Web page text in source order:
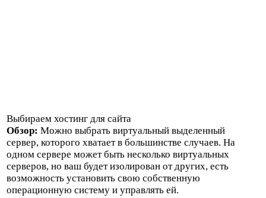
Выбираем хостинг для сайта
Обзор: Можно выбрать виртуальный выделенный
сервер, которого хватает в большинстве случаев. На
одном сервере может быть несколько виртуальных
серверов, но ваш будет изолирован от других, есть
возможность установить свою собственную
операционную систему и управлять ей.